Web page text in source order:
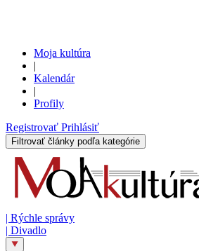
Moja kultúra
|
Kalendár
|
Profily
Registrovať Prihlásiť
Filtrovať články podľa kategórie
| Rýchle správy
| Divadlo